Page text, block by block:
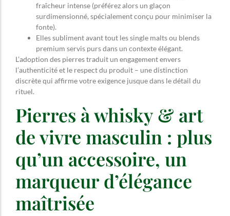
fraîcheur intense (préférez alors un glaçon
surdimensionné, spécialement conçu pour minimiser la
fonte).
Elles subliment avant tout les single malts ou blends
premium servis purs dans un contexte élégant.
L’adoption des pierres traduit un engagement envers
l’authenticité et le respect du produit – une distinction
discrète qui affirme votre exigence jusque dans le détail du
rituel.
Pierres à whisky & art
de vivre masculin : plus
qu’un accessoire, un
marqueur d’élégance
maîtrisée